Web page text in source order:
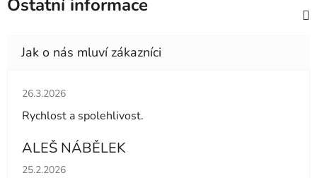
Ostatní informace
Hodnocení obchodu je 5 z 5 hvězdiček.
26.3.2026
Rychlost a spolehlivost.
ALEŠ NÁBĚLEK
Hodnocení obchodu je 5 z 5 hvězdiček.
25.2.2026